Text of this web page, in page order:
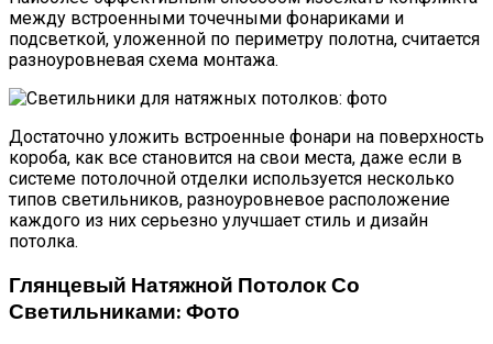
между встроенными точечными фонариками и
подсветкой, уложенной по периметру полотна, считается
разноуровневая схема монтажа.
Достаточно уложить встроенные фонари на поверхность
короба, как все становится на свои места, даже если в
системе потолочной отделки используется несколько
типов светильников, разноуровневое расположение
каждого из них серьезно улучшает стиль и дизайн
потолка.
Глянцевый Натяжной Потолок Со
Светильниками: Фото